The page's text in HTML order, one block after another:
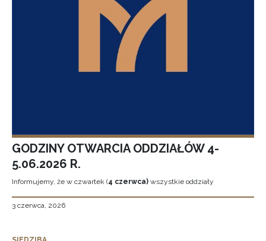
GODZINY OTWARCIA ODDZIAŁÓW 4-
5.06.2026 R.
Informujemy, że w czwartek (4 czerwca) wszystkie oddziały
3 czerwca, 2026